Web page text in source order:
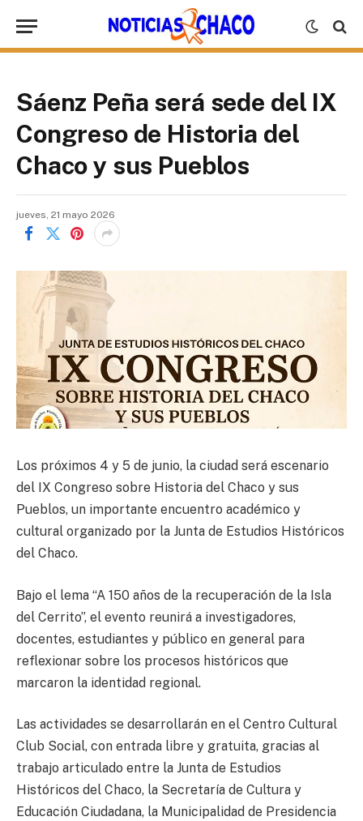
Sáenz Peña será sede del IX
Congreso de Historia del
Chaco y sus Pueblos
jueves, 21 mayo 2026
Los próximos 4 y 5 de junio, la ciudad será escenario
del IX Congreso sobre Historia del Chaco y sus
Pueblos, un importante encuentro académico y
cultural organizado por la Junta de Estudios Históricos
del Chaco.
Bajo el lema “A 150 años de la recuperación de la Isla
del Cerrito”, el evento reunirá a investigadores,
docentes, estudiantes y público en general para
reflexionar sobre los procesos históricos que
marcaron la identidad regional.
Las actividades se desarrollarán en el Centro Cultural
Club Social, con entrada libre y gratuita, gracias al
trabajo articulado entre la Junta de Estudios
Históricos del Chaco, la Secretaría de Cultura y
Educación Ciudadana, la Municipalidad de Presidencia